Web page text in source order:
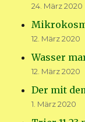
24. März 2020
12. März 2020
Wasser
12. März 2020
Der mit
1. März 2020